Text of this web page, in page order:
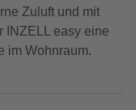
Zuluft und mit
INZELL easy eine
im Wohnraum.